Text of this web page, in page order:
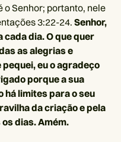
o Senhor; portanto, nele
3:22-24. Senhor,
dia. O que quer
as alegrias e
eu o agradeço
porque a sua
há limites para o seu
da criação e pela
dias. Amém.